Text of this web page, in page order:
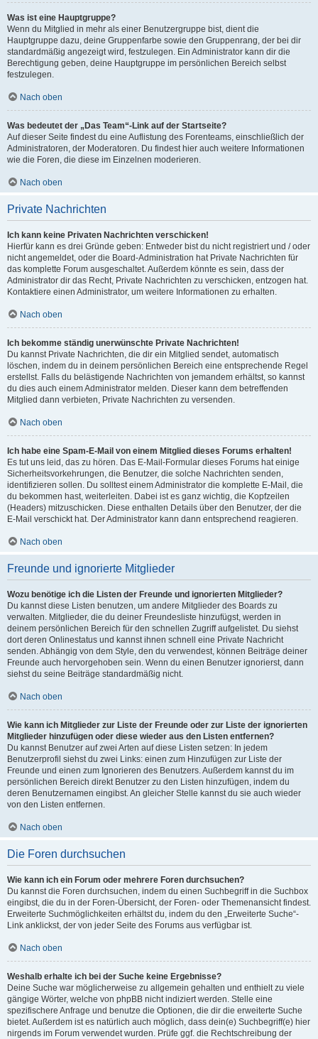
Was ist eine Hauptgruppe?
Wenn du Mitglied in mehr als einer Benutzergruppe bist, dient die
Hauptgruppe dazu, deine Gruppenfarbe sowie den Gruppenrang, der bei dir
standardmäßig angezeigt wird, festzulegen. Ein Administrator kann dir die
Berechtigung geben, deine Hauptgruppe im persönlichen Bereich selbst
festzulegen.
Nach oben
Was bedeutet der „Das Team“-Link auf der Startseite?
Auf dieser Seite findest du eine Auflistung des Forenteams, einschließlich der
Administratoren, der Moderatoren. Du findest hier auch weitere Informationen
wie die Foren, die diese im Einzelnen moderieren.
Nach oben
Private Nachrichten
Ich kann keine Privaten Nachrichten verschicken!
Hierfür kann es drei Gründe geben: Entweder bist du nicht registriert und / oder
nicht angemeldet, oder die Board-Administration hat Private Nachrichten für
das komplette Forum ausgeschaltet. Außerdem könnte es sein, dass der
Administrator dir das Recht, Private Nachrichten zu verschicken, entzogen hat.
Kontaktiere einen Administrator, um weitere Informationen zu erhalten.
Nach oben
Ich bekomme ständig unerwünschte Private Nachrichten!
Du kannst Private Nachrichten, die dir ein Mitglied sendet, automatisch
löschen, indem du in deinem persönlichen Bereich eine entsprechende Regel
erstellst. Falls du belästigende Nachrichten von jemandem erhältst, so kannst
du dies auch einem Administrator melden. Dieser kann dem betreffenden
Mitglied dann verbieten, Private Nachrichten zu versenden.
Nach oben
Ich habe eine Spam-E-Mail von einem Mitglied dieses Forums erhalten!
Es tut uns leid, das zu hören. Das E-Mail-Formular dieses Forums hat einige
Sicherheitsvorkehrungen, die Benutzer, die solche Nachrichten senden,
identifizieren sollen. Du solltest einem Administrator die komplette E-Mail, die
du bekommen hast, weiterleiten. Dabei ist es ganz wichtig, die Kopfzeilen
(Headers) mitzuschicken. Diese enthalten Details über den Benutzer, der die
E-Mail verschickt hat. Der Administrator kann dann entsprechend reagieren.
Nach oben
Freunde und ignorierte Mitglieder
Wozu benötige ich die Listen der Freunde und ignorierten Mitglieder?
Du kannst diese Listen benutzen, um andere Mitglieder des Boards zu
verwalten. Mitglieder, die du deiner Freundesliste hinzufügst, werden in
deinem persönlichen Bereich für den schnellen Zugriff aufgelistet. Du siehst
dort deren Onlinestatus und kannst ihnen schnell eine Private Nachricht
senden. Abhängig von dem Style, den du verwendest, können Beiträge deiner
Freunde auch hervorgehoben sein. Wenn du einen Benutzer ignorierst, dann
siehst du seine Beiträge standardmäßig nicht.
Nach oben
Wie kann ich Mitglieder zur Liste der Freunde oder zur Liste der ignorierten
Mitglieder hinzufügen oder diese wieder aus den Listen entfernen?
Du kannst Benutzer auf zwei Arten auf diese Listen setzen: In jedem
Benutzerprofil siehst du zwei Links: einen zum Hinzufügen zur Liste der
Freunde und einen zum Ignorieren des Benutzers. Außerdem kannst du im
persönlichen Bereich direkt Benutzer zu den Listen hinzufügen, indem du
deren Benutzernamen eingibst. An gleicher Stelle kannst du sie auch wieder
von den Listen entfernen.
Nach oben
Die Foren durchsuchen
Wie kann ich ein Forum oder mehrere Foren durchsuchen?
Du kannst die Foren durchsuchen, indem du einen Suchbegriff in die Suchbox
eingibst, die du in der Foren-Übersicht, der Foren- oder Themenansicht findest.
Erweiterte Suchmöglichkeiten erhältst du, indem du den „Erweiterte Suche“-
Link anklickst, der von jeder Seite des Forums aus verfügbar ist.
Nach oben
Weshalb erhalte ich bei der Suche keine Ergebnisse?
Deine Suche war möglicherweise zu allgemein gehalten und enthielt zu viele
gängige Wörter, welche von phpBB nicht indiziert werden. Stelle eine
spezifischere Anfrage und benutze die Optionen, die dir die erweiterte Suche
bietet. Außerdem ist es natürlich auch möglich, dass dein(e) Suchbegriff(e) hier
nirgends im Forum verwendet wurden. Prüfe ggf. die Rechtschreibung der